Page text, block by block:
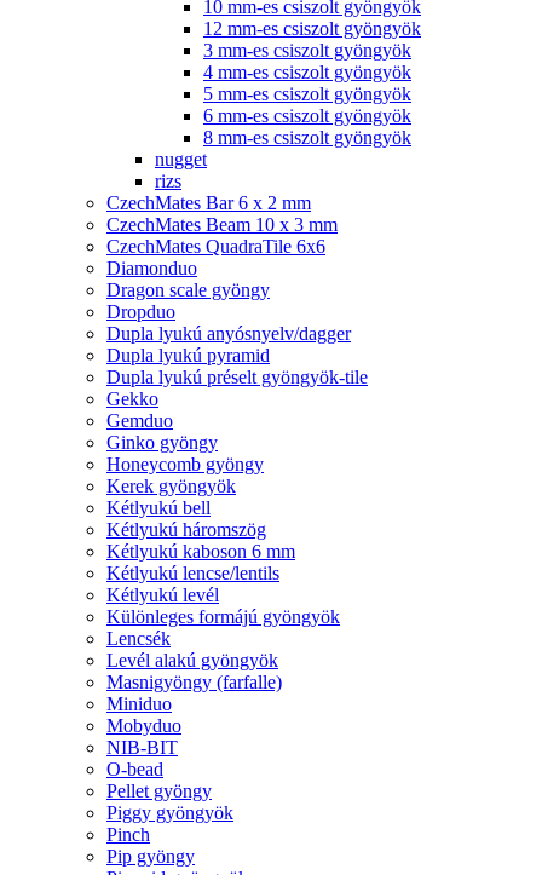
10 mm-es csiszolt gyöngyök
12 mm-es csiszolt gyöngyök
3 mm-es csiszolt gyöngyök
4 mm-es csiszolt gyöngyök
5 mm-es csiszolt gyöngyök
6 mm-es csiszolt gyöngyök
8 mm-es csiszolt gyöngyök
nugget
rizs
CzechMates Bar 6 x 2 mm
CzechMates Beam 10 x 3 mm
CzechMates QuadraTile 6x6
Diamonduo
Dragon scale gyöngy
Dropduo
Dupla lyukú anyósnyelv/dagger
Dupla lyukú pyramid
Dupla lyukú préselt gyöngyök-tile
Gekko
Gemduo
Ginko gyöngy
Honeycomb gyöngy
Kerek gyöngyök
Kétlyukú bell
Kétlyukú háromszög
Kétlyukú kaboson 6 mm
Kétlyukú lencse/lentils
Kétlyukú levél
Különleges formájú gyöngyök
Lencsék
Levél alakú gyöngyök
Masnigyöngy (farfalle)
Miniduo
Mobyduo
NIB-BIT
O-bead
Pellet gyöngy
Piggy gyöngyök
Pinch
Pip gyöngy